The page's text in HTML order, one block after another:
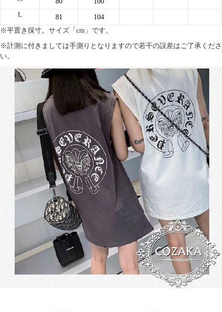
L
81
104
※平置き採寸。サイズ「cm」です。
※計測に付きましては手測りとなりますので若干の誤差はご了承くださ
い。